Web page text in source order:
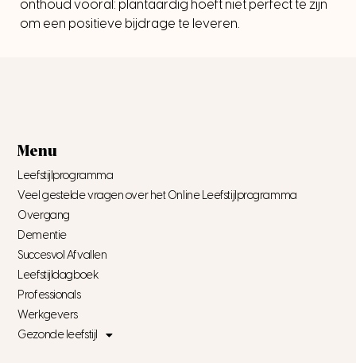
onthoud vooral: plantaardig hoeft niet perfect te zijn
om een positieve bijdrage te leveren.
Menu
Leefstijlprogramma
Veel gestelde vragen over het Online Leefstijlprogramma
Overgang
Dementie
Succesvol Afvallen
Leefstijldagboek
Professionals
Werkgevers
Gezonde leefstijl